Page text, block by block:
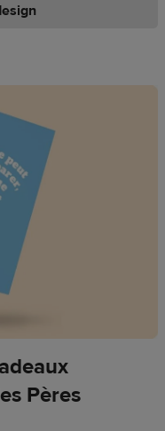
Pères